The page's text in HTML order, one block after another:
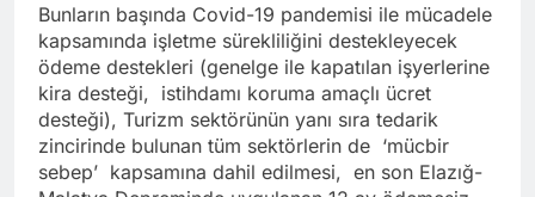
Bunların başında Covid-19 pandemisi ile mücadele
kapsamında işletme sürekliliğini destekleyecek
ödeme destekleri (genelge ile kapatılan işyerlerine
kira desteği, istihdamı koruma amaçlı ücret
desteği), Turizm sektörünün yanı sıra tedarik
zincirinde bulunan tüm sektörlerin de ‘mücbir
sebep’ kapsamına dahil edilmesi, en son Elazığ-